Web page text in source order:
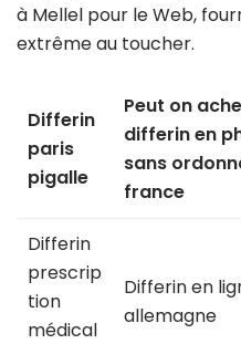
à Mellel pour le Web,
extrême au toucher.
Differin
paris
pigalle
Peut on
differin en
sans
france
Differin
prescrip
tion
médical
Differin en
allemagne